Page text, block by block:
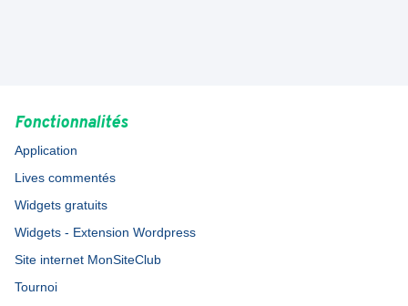
Fonctionnalités
Application
Lives commentés
Widgets gratuits
Widgets - Extension Wordpress
Site internet MonSiteClub
Tournoi